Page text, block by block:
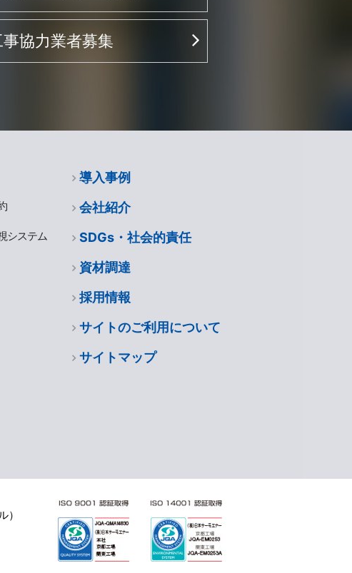
事協力業者募集
システム
導入事例
会社紹介
SDGs・社会的責任
資材調達
採用情報
サイトのご利用について
サイトマップ
）